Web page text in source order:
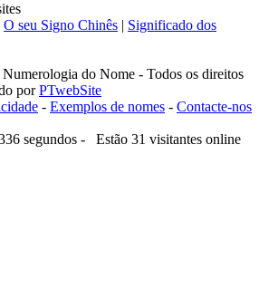
O seu Signo Chinês
Significado dos
do Nome - Todos os direitos
porPTwebSite
- Exemplos de nomes - Contacte-nos
segundos - Estão 31 visitantes online